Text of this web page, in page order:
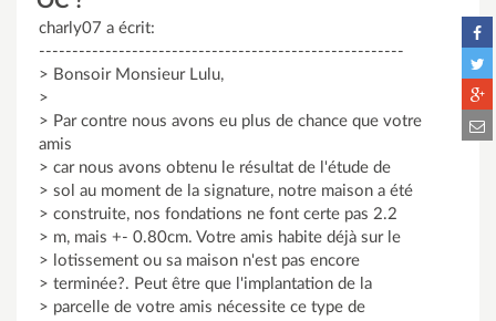
charly07 a écrit:
-------------------------------------------------------
> Bonsoir Monsieur Lulu,
>
> Par contre nous avons eu plus de chance que votre
amis
> car nous avons obtenu le résultat de l'étude de
> sol au moment de la signature, notre maison a été
> construite, nos fondations ne font certe pas 2.2
> m, mais +- 0.80cm. Votre amis habite déjà sur le
> lotissement ou sa maison n'est pas encore
> terminée?. Peut être que l'implantation de la
> parcelle de votre amis nécessite ce type de